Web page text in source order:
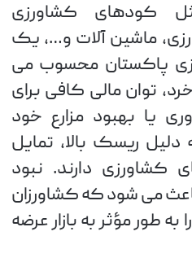
کودهای کشاورزی
ماشین آلات و…، یک
پاکستان محسوب می
توان مالی کافی برای
یا بهبود مزارع خود
دلیل ریسک بالا، تمایل
کشاورزی دارند. نبود
می شود که کشاورزان
طور مؤثر به بازار عرضه